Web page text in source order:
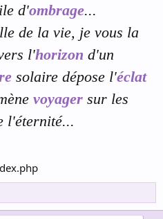
d'ombrage...
de la vie, je vous la
l'horizon d'un
solaire dépose l'éclat
voyager sur les
l'éternité...